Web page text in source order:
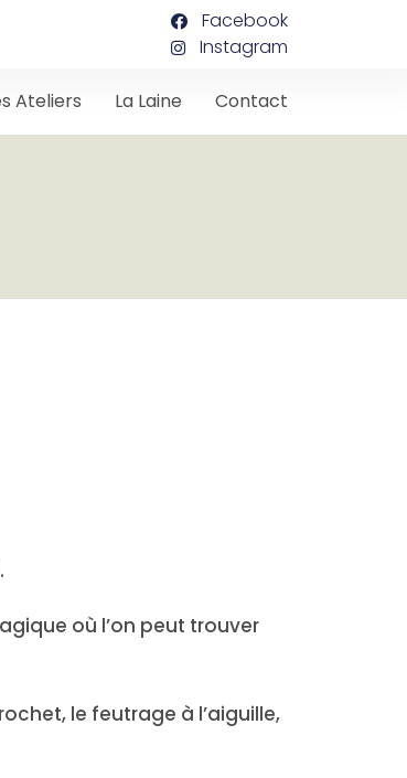
Facebook
Instagram
Ateliers La Laine Contact
où l’on peut trouver
le feutrage à l’aiguille,